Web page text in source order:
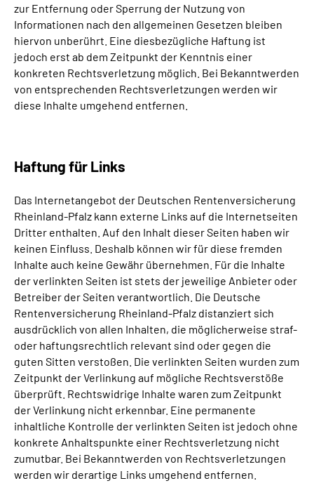
zur Entfernung oder Sperrung der Nutzung von
Informationen nach den allgemeinen Gesetzen bleiben
hiervon unberührt. Eine diesbezügliche Haftung ist
jedoch erst ab dem Zeitpunkt der Kenntnis einer
konkreten Rechtsverletzung möglich. Bei Bekanntwerden
von entsprechenden Rechtsverletzungen werden wir
diese Inhalte umgehend entfernen.
Haftung für Links
Das Internetangebot der Deutschen Rentenversicherung
Rheinland-Pfalz kann externe Links auf die Internetseiten
Dritter enthalten. Auf den Inhalt dieser Seiten haben wir
keinen Einfluss. Deshalb können wir für diese fremden
Inhalte auch keine Gewähr übernehmen. Für die Inhalte
der verlinkten Seiten ist stets der jeweilige Anbieter oder
Betreiber der Seiten verantwortlich. Die Deutsche
Rentenversicherung Rheinland-Pfalz distanziert sich
ausdrücklich von allen Inhalten, die möglicherweise straf-
oder haftungsrechtlich relevant sind oder gegen die
guten Sitten verstoßen. Die verlinkten Seiten wurden zum
Zeitpunkt der Verlinkung auf mögliche Rechtsverstöße
überprüft. Rechtswidrige Inhalte waren zum Zeitpunkt
der Verlinkung nicht erkennbar. Eine permanente
inhaltliche Kontrolle der verlinkten Seiten ist jedoch ohne
konkrete Anhaltspunkte einer Rechtsverletzung nicht
zumutbar. Bei Bekanntwerden von Rechtsverletzungen
werden wir derartige Links umgehend entfernen.